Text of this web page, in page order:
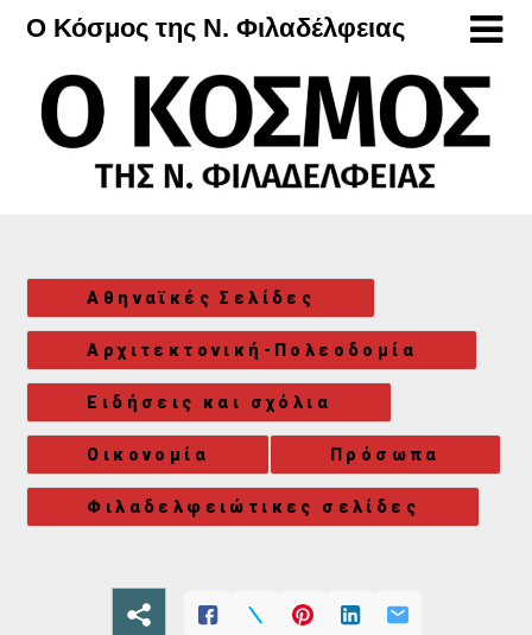
Μετάβαση
περιεχόμενο
Ο Κόσμος της Ν. Φιλαδέλφειας
Αθηναϊκές Σελίδες
Αρχιτεκτονική-Πολεοδομία
Ειδήσεις και σχόλια
Οικονομία Πρόσωπα
Φιλαδελφειώτικες σελίδες